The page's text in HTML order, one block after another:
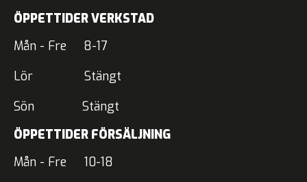
ÖPPETTIDER VERKSTAD
Mån - Fre 8-17
Lör Stängt
Sön Stängt
ÖPPETTIDER FÖRSÄLJNING
Mån - Fre 10-18